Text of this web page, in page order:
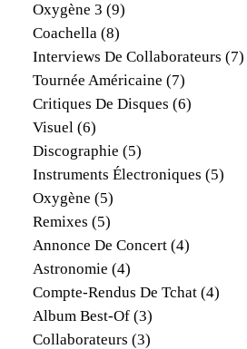
Oxygène 3 (9)
Coachella (8)
Interviews De Collaborateurs (7)
Tournée Américaine (7)
Critiques De Disques (6)
Visuel (6)
Discographie (5)
Instruments Électroniques (5)
Oxygène (5)
Remixes (5)
Annonce De Concert (4)
Astronomie (4)
Compte-Rendus De Tchat (4)
Album Best-Of (3)
Collaborateurs (3)